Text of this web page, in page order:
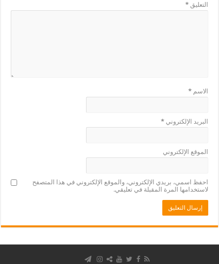
التعليق*
الاسم*
البريد الإلكتروني*
الموقع الإلكتروني
احفظ اسمي، بريدي الإلكتروني، والموقع الإلكتروني في هذا المتصفح
لاستخدامها المرة المقبلة في تعليقي.